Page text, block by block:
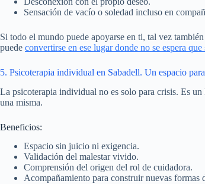
Sensación de vacío o soledad incluso en
Si todo el mundo puede apoyarse en ti, tal vez
puede convertirse en ese lugar donde no se espera que
5. Psicoterapia individual en Sabadell. Un espacio
La psicoterapia individual no es solo para crisis. Es
una misma.
Beneficios:
Espacio sin juicio ni exigencia.
Validación del malestar vivido.
Comprensión del origen del rol de cuidadora.
Acompañamiento para construir nuevas formas